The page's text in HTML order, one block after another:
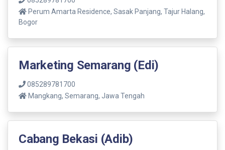
Perum Amarta Residence, Sasak Panjang, Tajur Halang,
Bogor
Marketing Semarang (Edi)
085289781700
Mangkang, Semarang, Jawa Tengah
Cabang Bekasi (Adib)